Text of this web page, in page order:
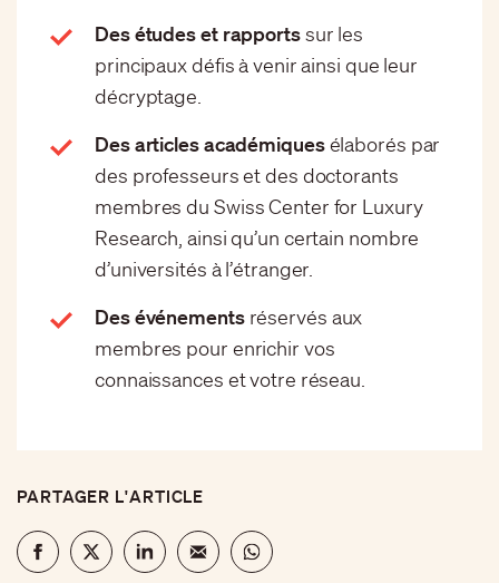
Des études et rapportssur les
principaux défis à venir ainsi que leur
décryptage.
Des articles académiquesélaborés par
des professeurs et des doctorants
membres du Swiss Center for Luxury
Research, ainsi qu’un certain nombre
d’universités à l’étranger.
Des événementsréservés aux
membres pour enrichir vos
connaissances et votre réseau.
PARTAGER L'ARTICLE